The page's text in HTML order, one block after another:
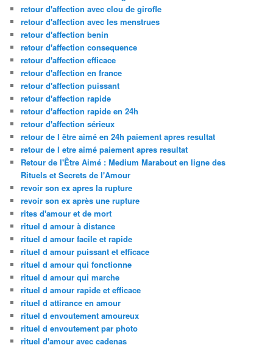
retour d'affection avec clou de girofle
retour d'affection avec les menstrues
retour d'affection benin
retour d'affection consequence
retour d'affection efficace
retour d'affection en france
retour d'affection puissant
retour d'affection rapide
retour d'affection rapide en 24h
retour d'affection sérieux
retour de l être aimé en 24h paiement apres resultat
retour de l etre aimé paiement apres resultat
Retour de l'Être Aimé : Medium Marabout en ligne des
Rituels et Secrets de l'Amour
revoir son ex apres la rupture
revoir son ex après une rupture
rites d'amour et de mort
rituel d amour à distance
rituel d amour facile et rapide
rituel d amour puissant et efficace
rituel d amour qui fonctionne
rituel d amour qui marche
rituel d amour rapide et efficace
rituel d attirance en amour
rituel d envoutement amoureux
rituel d envoutement par photo
rituel d'amour avec cadenas